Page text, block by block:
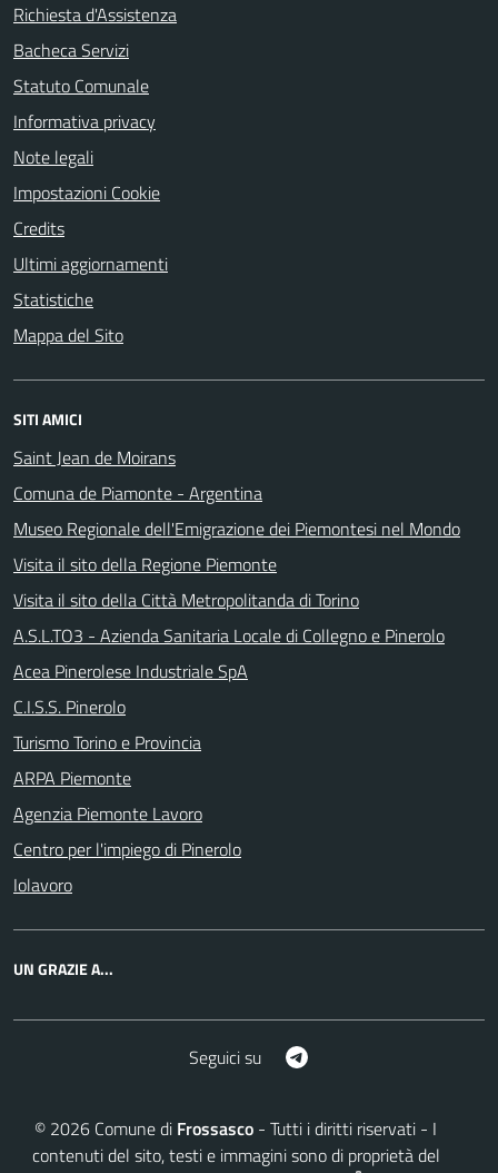
Richiesta d'Assistenza
Bacheca Servizi
Statuto Comunale
Informativa privacy
Note legali
Impostazioni Cookie
Credits
Ultimi aggiornamenti
Statistiche
Mappa del Sito
SITI AMICI
Saint Jean de Moirans
Comuna de Piamonte - Argentina
Museo Regionale dell'Emigrazione dei Piemontesi nel Mondo
Visita il sito della Regione Piemonte
Visita il sito della Città Metropolitanda di Torino
A.S.L.TO3 - Azienda Sanitaria Locale di Collegno e Pinerolo
Acea Pinerolese Industriale SpA
C.I.S.S. Pinerolo
Turismo Torino e Provincia
ARPA Piemonte
Agenzia Piemonte Lavoro
Centro per l'impiego di Pinerolo
Iolavoro
UN GRAZIE A...
Seguici su
© 2026 Comune di Frossasco - Tutti i diritti riservati - I
contenuti del sito, testi e immagini sono di proprietà del